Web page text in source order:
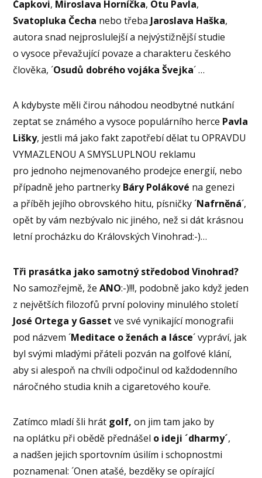
Čapkovi, Miroslava Horníčka, Otu Pavla,
Svatopluka Čecha nebo třeba Jaroslava Haška,
autora snad nejproslulejší a nejvýstižnější studie
o vysoce převažující povaze a charakteru českého
člověka, ´Osudů dobrého vojáka Švejka´ …
A kdybyste měli čirou náhodou neodbytné nutkání
zeptat se známého a vysoce populárního herce Pavla
Lišky, jestli má jako fakt zapotřebí dělat tu OPRAVDU
VYMAZLENOU A SMYSLUPLNOU reklamu
pro jednoho nejmenovaného prodejce energií, nebo
případně jeho partnerky Báry Polákové na genezi
a příběh jejího obrovského hitu, písničky ´Nafrněná´,
opět by vám nezbývalo nic jiného, než si dát krásnou
letní procházku do Královských Vinohrad:-)…
Tři prasátka jako samotný středobod Vinohrad?
No samozřejmě, žeANO:-)!!!, podobně jako když jeden
z největších filozofů první poloviny minulého století
José Ortega y Gassetve své vynikající monografii
pod názvem ´Meditace o ženách a lásce´ vypráví, jak
byl svými mladými přáteli pozván na golfové klání,
aby si alespoň na chvíli odpočinul od každodenního
náročného studia knih a cigaretového kouře.
Zatímco mladí šli hrát golf, on jim tam jako by
na oplátku při obědě přednášel o ideji ´dharmy´,
a nadšen jejich sportovním úsilím i schopnostmi
poznamenal: ´Onen atašé, bezděky se opírající